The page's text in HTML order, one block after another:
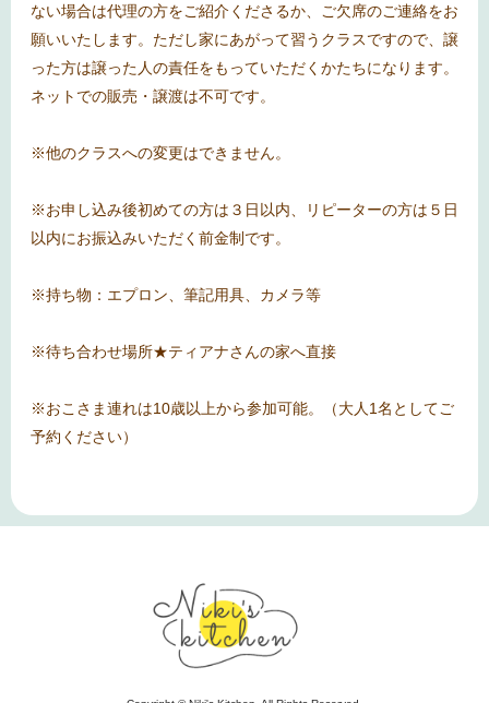
ない場合は代理の方をご紹介くださるか、ご欠席のご連絡をお
願いいたします。ただし家にあがって習うクラスですので、譲
った方は譲った人の責任をもっていただくかたちになります。
ネットでの販売・譲渡は不可です。
※他のクラスへの変更はできません。
※お申し込み後初めての方は３日以内、リピーターの方は５日
以内にお振込みいただく前金制です。
※持ち物：エプロン、筆記用具、カメラ等
※待ち合わせ場所★ティアナさんの家へ直接
※おこさま連れは10歳以上から参加可能。（大人1名としてご
予約ください）